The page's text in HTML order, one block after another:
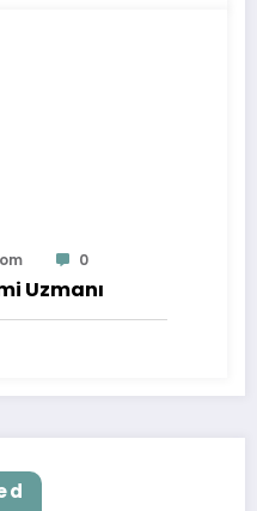
0
Uzmanı